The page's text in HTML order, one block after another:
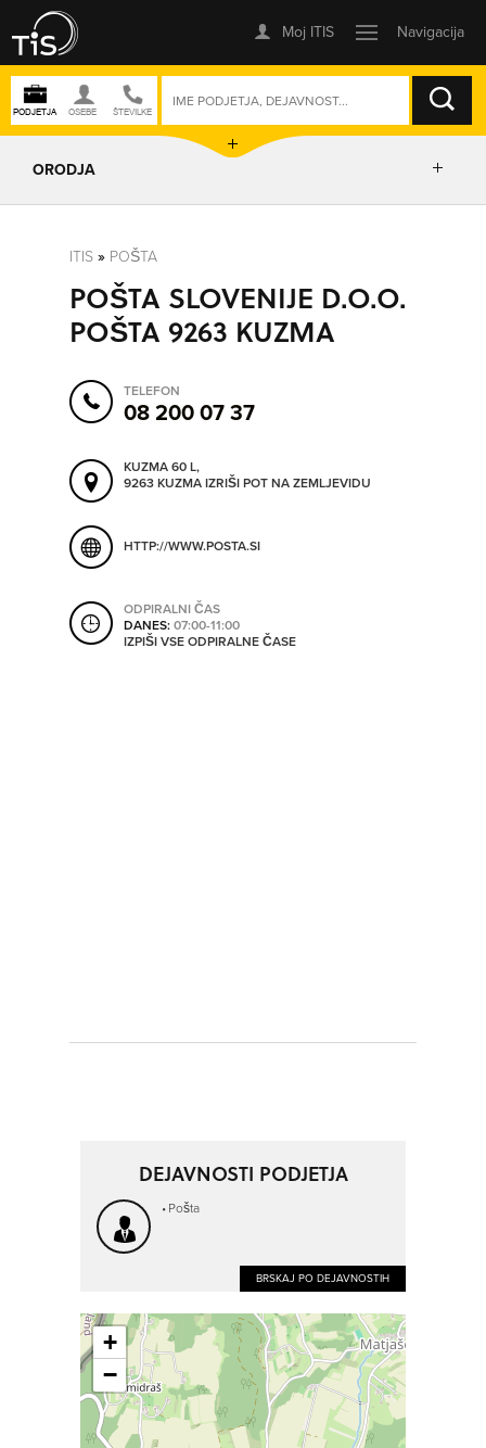
ISKANJE
ORODJA
POSLOVNE ENOTE
ORODJA
SHRANI V MOJ ITIS
ITIS» POŠTA
POŠTA SLOVENIJE D.O.O.
POŠTA 9263 KUZMA
TELEFON
08 200 07 37
KUZMA 60 L,
9263 KUZMAIZRIŠI POT NA ZEMLJEVIDU
HTTP://WWW.POSTA.SI
ODPIRALNI ČAS
DANES:07:00-11:00
IZPIŠI VSE ODPIRALNE ČASE
DEJAVNOSTI PODJETJA
Pošta
BRSKAJ PO DEJAVNOSTIH
+
−